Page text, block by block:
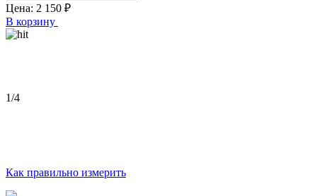
Цена: 2 150 ₽
В корзину
1/4
Как правильно измерить